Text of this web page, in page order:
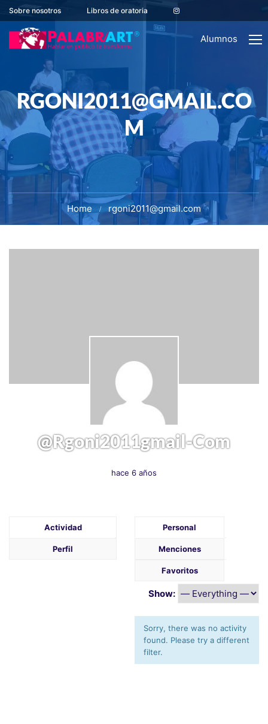
Sobre nosotros Libros de oratoria
Alumnos
RGONI2011@GMAIL.CO
M
Home rgoni2011@gmail.com
@rgoni2011gmail-Com
hace 6 años
Actividad
Perfil
Personal
Menciones
Favoritos
Show:
Sorry, there was no activity
found. Please try a different
filter.